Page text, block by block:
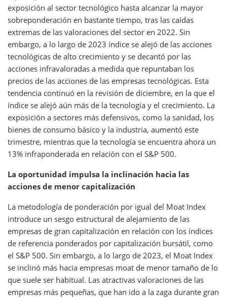
exposición al sector tecnológico hasta alcanzar la mayor
sobreponderación en bastante tiempo, tras las caídas
extremas de las valoraciones del sector en 2022. Sin
embargo, a lo largo de 2023 índice se alejó de las acciones
tecnológicas de alto crecimiento y se decantó por las
acciones infravaloradas a medida que repuntaban los
precios de las acciones de las empresas tecnológicas. Esta
tendencia continuó en la revisión de diciembre, en la que el
índice se alejó aún más de la tecnología y el crecimiento. La
exposición a sectores más defensivos, como la sanidad, los
bienes de consumo básico y la industria, aumentó este
trimestre, mientras que la tecnología se encuentra ahora un
13% infraponderada en relación con el S&P 500.
La oportunidad impulsa la inclinación hacia las
acciones de menor capitalización
La metodología de ponderación por igual del Moat Index
introduce un sesgo estructural de alejamiento de las
empresas de gran capitalización en relación con los índices
de referencia ponderados por capitalización bursátil, como
el S&P 500. Sin embargo, a lo largo de 2023, el Moat Index
se inclinó más hacia empresas moat de menor tamaño de lo
que suele ser habitual. Las atractivas valoraciones de las
empresas más pequeñas, que han ido a la zaga durante gran